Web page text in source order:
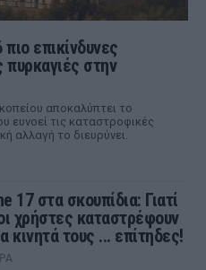
επικίνδυνες
πυρκαγιές στην
αποκαλύπτει το
ευνοεί τις καταστροφικές
αλλαγή το διευρύνει.
17 στα σκουπίδια: Γιατί
χρήστες καταστρέφουν
κινητά τους ... επίτηδες!